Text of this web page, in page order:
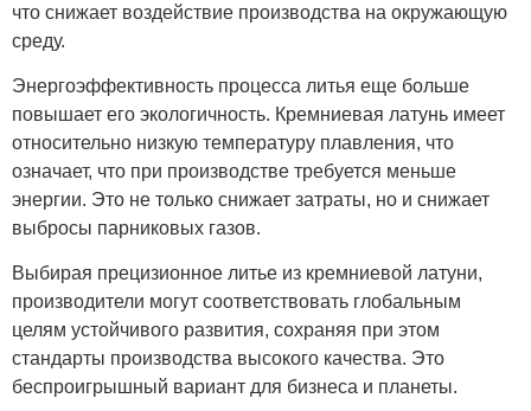
что снижает воздействие производства на окружающую
среду.
Энергоэффективность процесса литья еще больше
повышает его экологичность. Кремниевая латунь имеет
относительно низкую температуру плавления, что
означает, что при производстве требуется меньше
энергии. Это не только снижает затраты, но и снижает
выбросы парниковых газов.
Выбирая прецизионное литье из кремниевой латуни,
производители могут соответствовать глобальным
целям устойчивого развития, сохраняя при этом
стандарты производства высокого качества. Это
беспроигрышный вариант для бизнеса и планеты.